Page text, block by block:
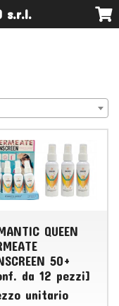
s.r.l.
QUEEN
50+
da 12 pezzi]
unitario